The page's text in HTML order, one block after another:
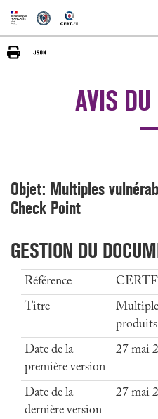
AVIS
Objet: Multiples
Check Point
GESTION DU
Référence
Titre
Date de la
première version
27 mai
Date de la
dernière version
27 mai